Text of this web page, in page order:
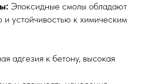
Эпоксидные смолы обладают
и устойчивостью к химическим
адгезия к бетону, высокая